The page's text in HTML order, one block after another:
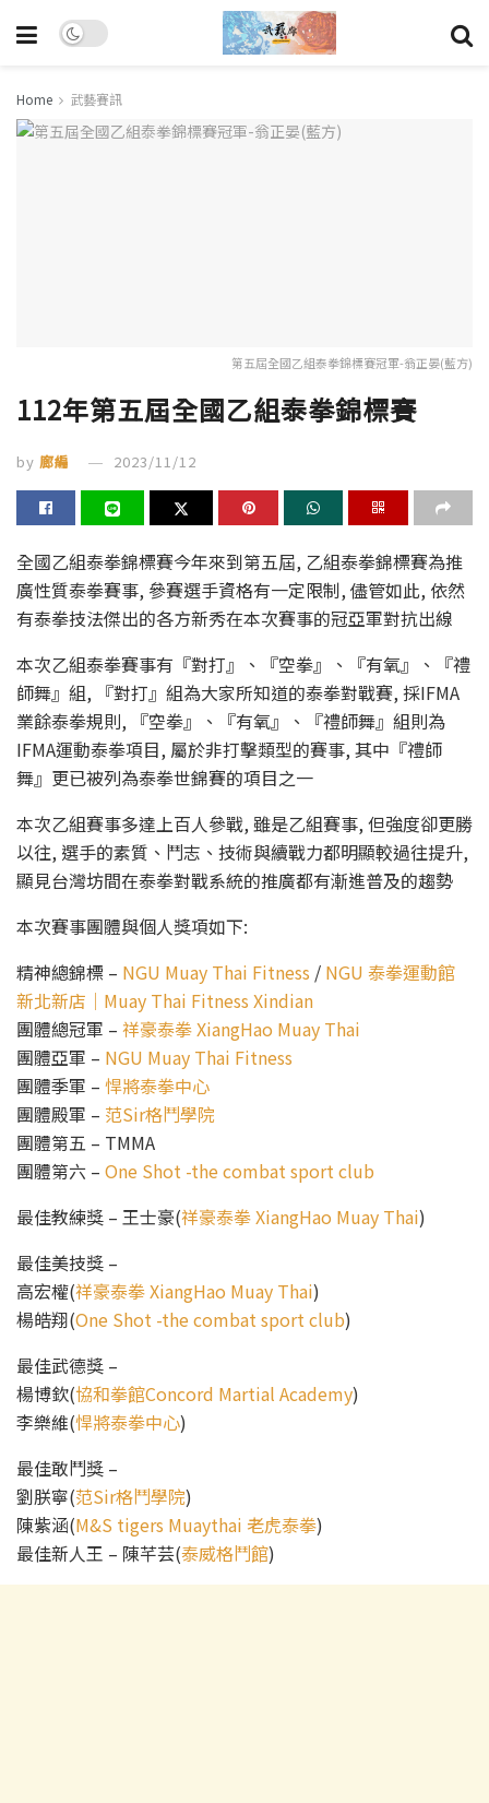
Home 武藝賽訊
第五屆全國乙組泰拳錦標賽冠軍-翁正晏(藍方)
112年第五屆全國乙組泰拳錦標賽
by 廊編 2023/11/12
全國乙組泰拳錦標賽今年來到第五屆, 乙組泰拳錦標賽為推
廣性質泰拳賽事, 參賽選手資格有一定限制, 儘管如此, 依然
有泰拳技法傑出的各方新秀在本次賽事的冠亞軍對抗出線
本次乙組泰拳賽事有『對打』、『空拳』、『有氧』、『禮
師舞』組, 『對打』組為大家所知道的泰拳對戰賽, 採IFMA
業餘泰拳規則, 『空拳』、『有氧』、『禮師舞』組則為
IFMA運動泰拳項目, 屬於非打擊類型的賽事, 其中『禮師
舞』更已被列為泰拳世錦賽的項目之一
本次乙組賽事多達上百人參戰, 雖是乙組賽事, 但強度卻更勝
以往, 選手的素質、鬥志、技術與續戰力都明顯較過往提升,
顯見台灣坊間在泰拳對戰系統的推廣都有漸進普及的趨勢
本次賽事團體與個人獎項如下:
精神總錦標 – NGU Muay Thai Fitness / NGU 泰拳運動館
新北新店｜Muay Thai Fitness Xindian
團體總冠軍 – 祥豪泰拳 XiangHao Muay Thai
團體亞軍 – NGU Muay Thai Fitness
團體季軍 – 悍將泰拳中心
團體殿軍 – 范Sir格鬥學院
團體第五 – TMMA
團體第六 – One Shot -the combat sport club
最佳教練獎 – 王士豪(祥豪泰拳 XiangHao Muay Thai)
最佳美技獎 –
高宏權(祥豪泰拳 XiangHao Muay Thai)
楊皓翔(One Shot -the combat sport club)
最佳武德獎 –
楊博欽(協和拳館Concord Martial Academy)
李樂維(悍將泰拳中心)
最佳敢鬥獎 –
劉朕寧(范Sir格鬥學院)
陳紫涵(M&S tigers Muaythai 老虎泰拳)
最佳新人王 – 陳芊芸(泰威格鬥館)